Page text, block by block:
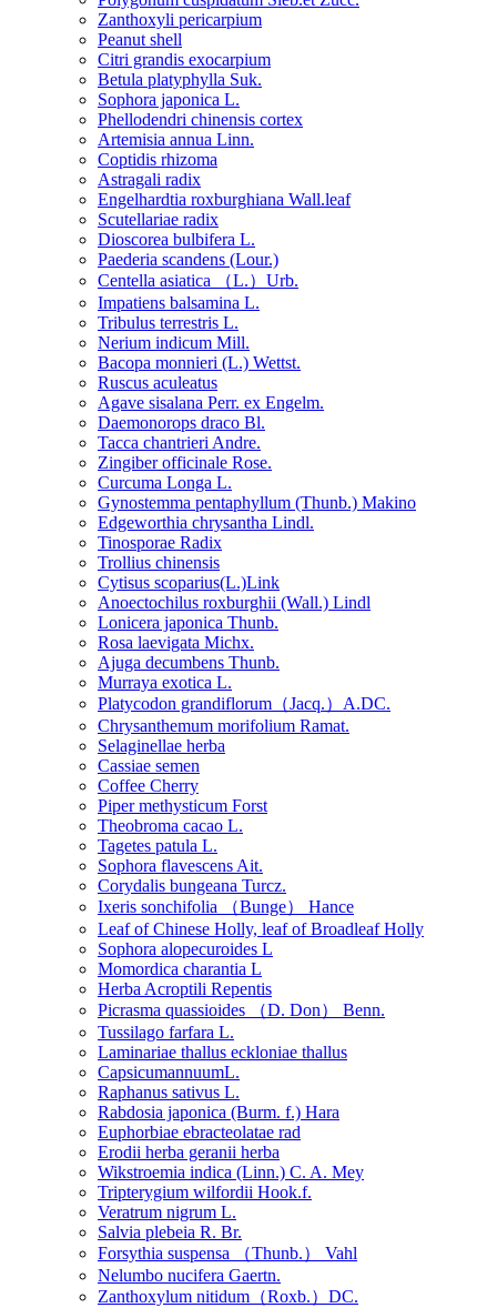
Zanthoxyli pericarpium
Peanut shell
Citri grandis exocarpium
Betula platyphylla Suk.
Sophora japonica L.
Phellodendri chinensis cortex
Artemisia annua Linn.
Coptidis rhizoma
Astragali radix
Engelhardtia roxburghiana Wall.leaf
Scutellariae radix
Dioscorea bulbifera L.
Paederia scandens (Lour.)
Centella asiatica （L.）Urb.
Impatiens balsamina L.
Tribulus terrestris L.
Nerium indicum Mill.
Bacopa monnieri (L.) Wettst.
Ruscus aculeatus
Agave sisalana Perr. ex Engelm.
Daemonorops draco Bl.
Tacca chantrieri Andre.
Zingiber officinale Rose.
Curcuma Longa L.
Gynostemma pentaphyllum (Thunb.) Makino
Edgeworthia chrysantha Lindl.
Tinosporae Radix
Trollius chinensis
Cytisus scoparius(L.)Link
Anoectochilus roxburghii (Wall.) Lindl
Lonicera japonica Thunb.
Rosa laevigata Michx.
Ajuga decumbens Thunb.
Murraya exotica L.
Platycodon grandiflorum（Jacq.）A.DC.
Chrysanthemum morifolium Ramat.
Selaginellae herba
Cassiae semen
Coffee Cherry
Piper methysticum Forst
Theobroma cacao L.
Tagetes patula L.
Sophora flavescens Ait.
Corydalis bungeana Turcz.
Ixeris sonchifolia （Bunge） Hance
Leaf of Chinese Holly, leaf of Broadleaf Holly
Sophora alopecuroides L
Momordica charantia L
Herba Acroptili Repentis
Picrasma quassioides （D. Don） Benn.
Tussilago farfara L.
Laminariae thallus eckloniae thallus
CapsicumannuumL.
Raphanus sativus L.
Rabdosia japonica (Burm. f.) Hara
Euphorbiae ebracteolatae rad
Erodii herba geranii herba
Wikstroemia indica (Linn.) C. A. Mey
Tripterygium wilfordii Hook.f.
Veratrum nigrum L.
Salvia plebeia R. Br.
Forsythia suspensa （Thunb.） Vahl
Nelumbo nucifera Gaertn.
Zanthoxylum nitidum（Roxb.）DC.